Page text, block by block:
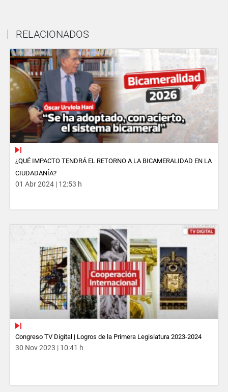
RELACIONADOS
¿QUÉ IMPACTO TENDRÁ EL RETORNO A LA BICAMERALIDAD EN LA
CIUDADANÍA?
01 Abr 2024 | 12:53 h
Congreso TV Digital | Logros de la Primera Legislatura 2023-2024
30 Nov 2023 | 10:41 h